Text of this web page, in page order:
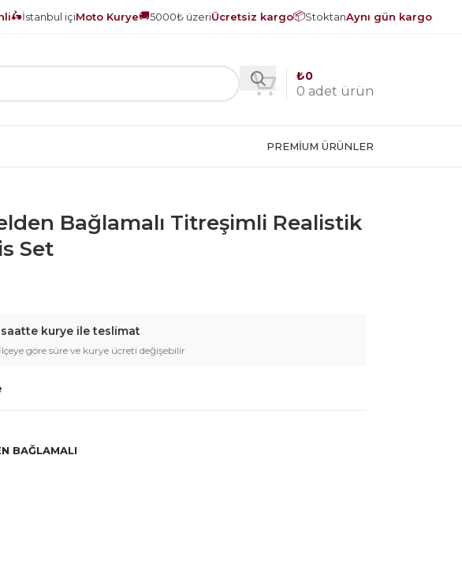
🛵İstanbul içiMoto Kurye🚚5000₺ üzeriÜcretsiz kargo📦StoktanAynı gün kargo
0 adet ürün
₺0
PREMIUM ÜRÜNLER
Bağlamalı Titreşimli Realistik
Set
kurye ile teslimat
göre süre ve kurye ücreti değişebilir
BAĞLAMALI